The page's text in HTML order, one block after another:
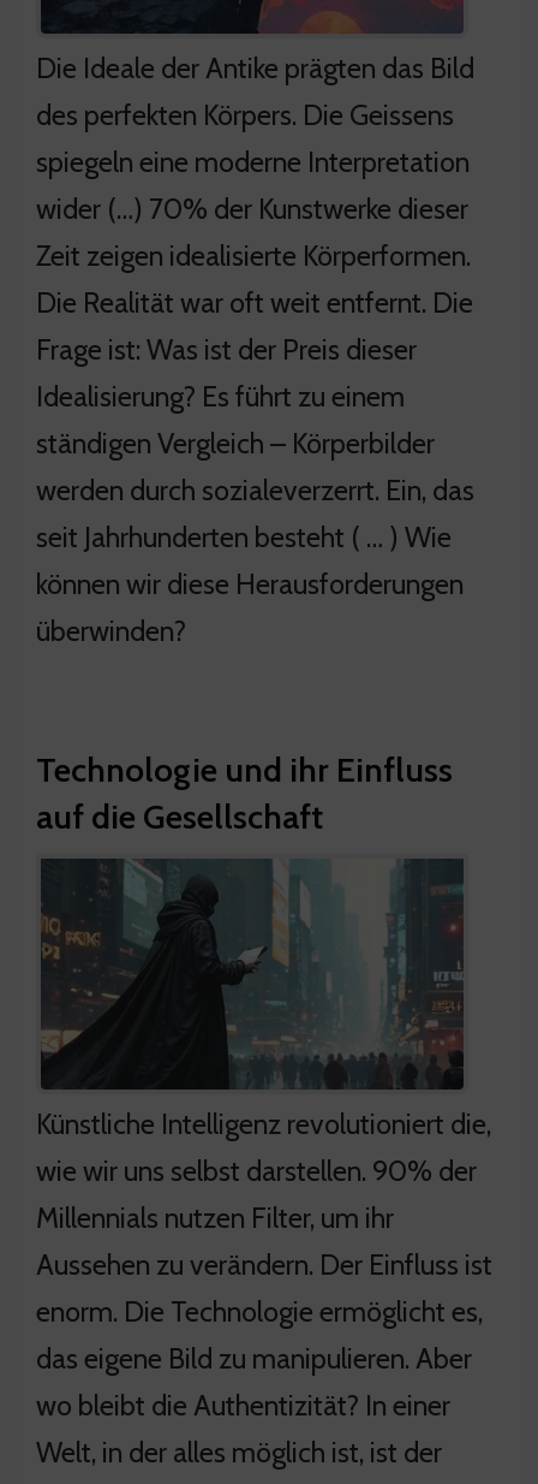
Die Ideale der Antike prägten das Bild
des perfekten Körpers. Die Geissens
spiegeln eine moderne Interpretation
wider (…) 70% der Kunstwerke dieser
Zeit zeigen idealisierte Körperformen.
Die Realität war oft weit entfernt. Die
Frage ist: Was ist der Preis dieser
Idealisierung? Es führt zu einem
ständigen Vergleich – Körperbilder
werden durch sozialeverzerrt. Ein, das
seit Jahrhunderten besteht ( … ) Wie
können wir diese Herausforderungen
überwinden?
Technologie und ihr Einfluss
auf die Gesellschaft
Künstliche Intelligenz revolutioniert die,
wie wir uns selbst darstellen. 90% der
Millennials nutzen Filter, um ihr
Aussehen zu verändern. Der Einfluss ist
enorm. Die Technologie ermöglicht es,
das eigene Bild zu manipulieren. Aber
wo bleibt die Authentizität? In einer
Welt, in der alles möglich ist, ist der